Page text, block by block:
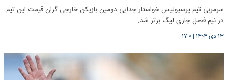
سرمربی تیم پرسپولیس خواستار جدایی دومین بازیکن خارجی گران قیمت این تیم
در نیم فصل جاری لیگ برتر شد.
۱۳ دی ۱۴۰۴ |۱۷:۰